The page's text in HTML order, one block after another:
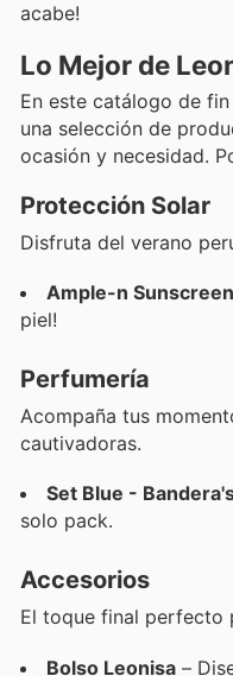
acabe!
Lo Mejor de
En este catálogo de
una selección de
ocasión y necesidad.
Protección Solar
Disfruta del verano
Ample-n
piel!
Perfumería
Acompaña tus
cautivadoras.
Set Blue -
solo pack.
Accesorios
El toque final perfecto
Bolso Leonisa –